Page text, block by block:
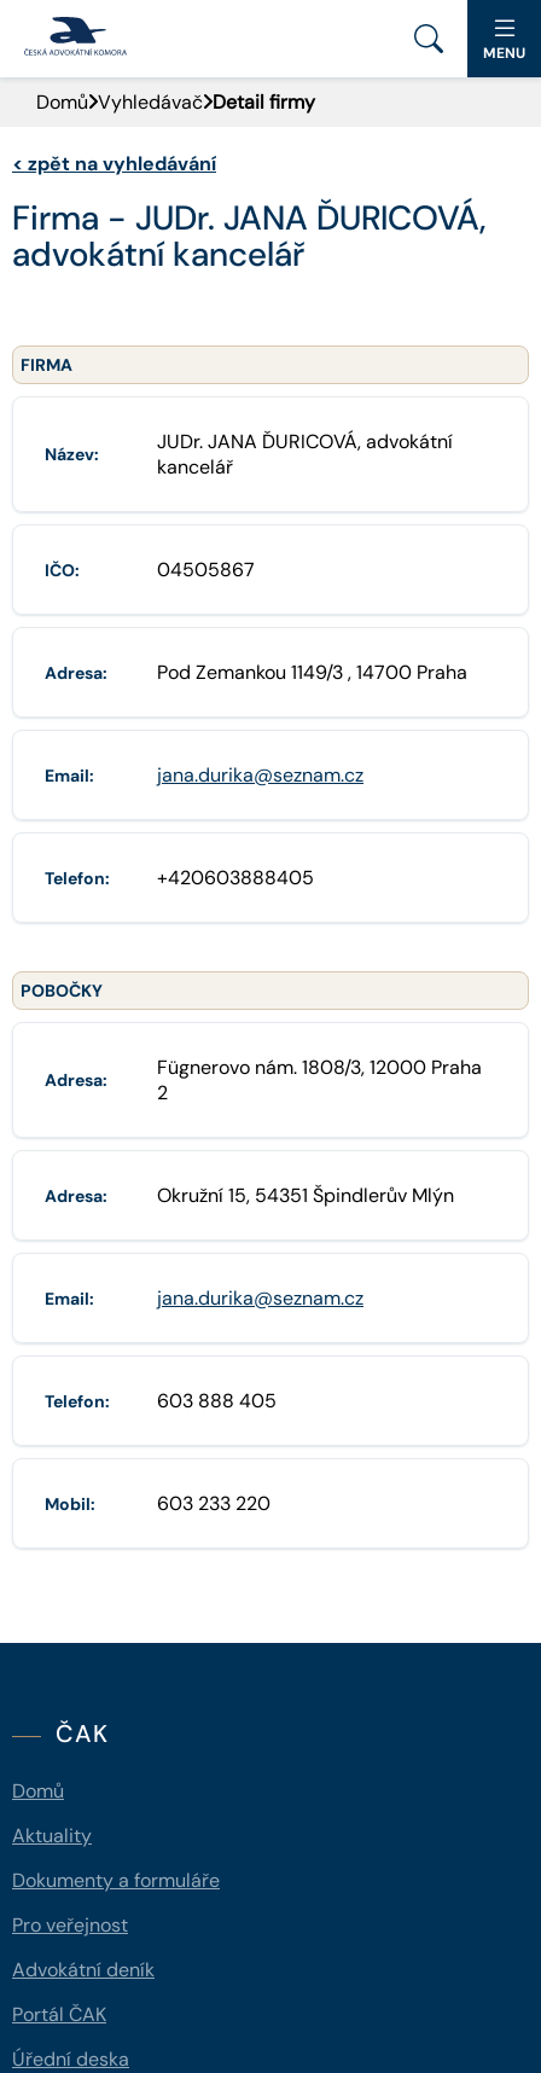
PORTÁL ČAK
DOMŮ
AKTUALITY
PRO VEŘEJNOST
MENU
Domů Vyhledávač Detail firmy
< zpět na vyhledávání
Firma - JUDr. JANA ĎURICOVÁ,
advokátní kancelář
FIRMA
Název:
JUDr. JANA ĎURICOVÁ, advokátní
kancelář
IČO: 04505867
Adresa: Pod Zemankou 1149/3 , 14700 Praha
Email: jana.durika@seznam.cz
Telefon: +420603888405
POBOČKY
Adresa:
Fügnerovo nám. 1808/3, 12000 Praha
2
Adresa: Okružní 15, 54351 Špindlerův Mlýn
Email: jana.durika@seznam.cz
Telefon: 603 888 405
Mobil: 603 233 220
ČAK
Domů
Aktuality
Dokumenty a formuláře
Pro veřejnost
Advokátní deník
Portál ČAK
Úřední deska